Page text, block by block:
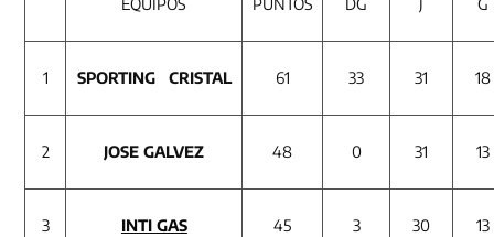
1 SPORTING CRISTAL 61 33 31 18
2 JOSE GALVEZ 48 0 31 13
3 INTI GAS 45 3 30 13